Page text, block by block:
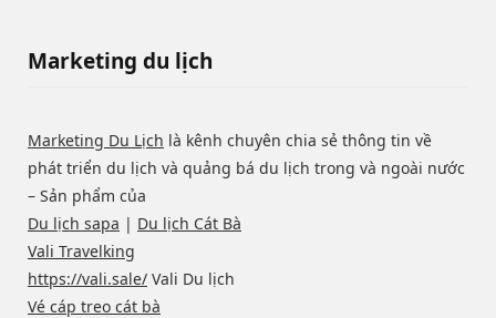
Marketing du lịch
Marketing Du Lịch là kênh chuyên chia sẻ thông tin về
phát triển du lịch và quảng bá du lịch trong và ngoài nước
– Sản phẩm của
Du lịch sapa | Du lịch Cát Bà
Vali Travelking
https://vali.sale/ Vali Du lịch
Vé cáp treo cát bà